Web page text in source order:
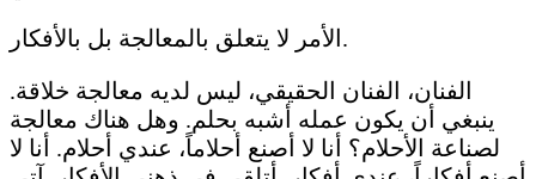
الأمر لا يتعلق بالمعالجة بل بالأفكار.
الفنان، الفنان الحقيقي، ليس لديه معالجة خلاقة.
ينبغي أن يكون عمله أشبه بحلم. وهل هناك معالجة
لصناعة الأحلام؟ أنا لا أصنع أحلاماً، عندي أحلام. أنا لا